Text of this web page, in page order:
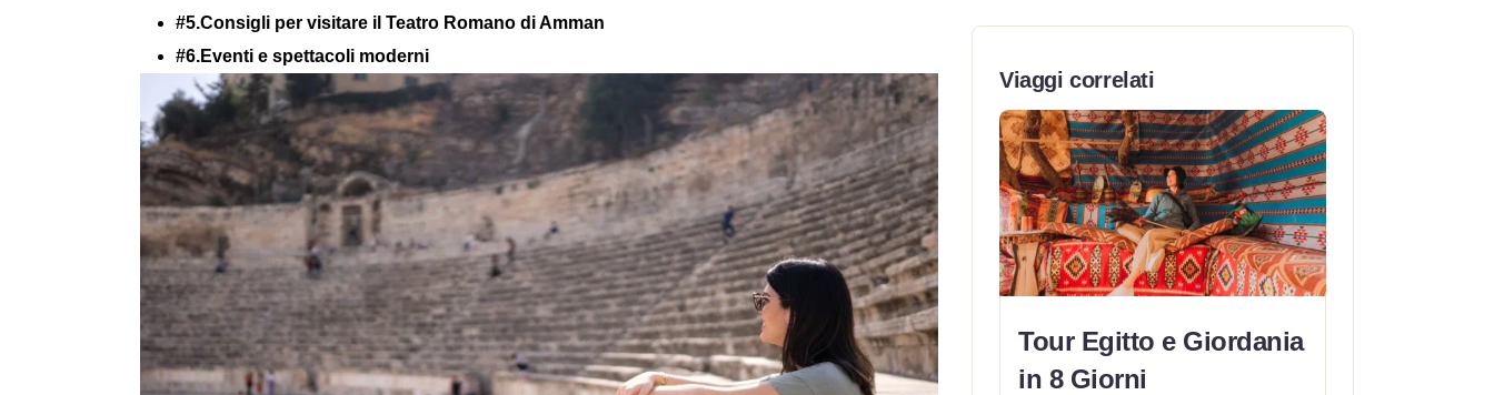
#5.Consigli per visitare il Teatro Romano di Amman
#6.Eventi e spettacoli moderni
Viaggi correlati
Tour Egitto e Giordania
in 8 Giorni